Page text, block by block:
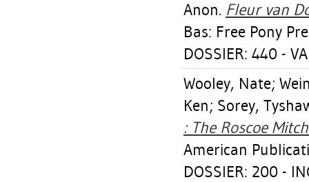
Anon. Fleur van
Bas: Free Pony
DOSSIER: 440 -
Wooley, Nate;
Ken; Sorey,
: The Roscoe
American
DOSSIER: 200 -